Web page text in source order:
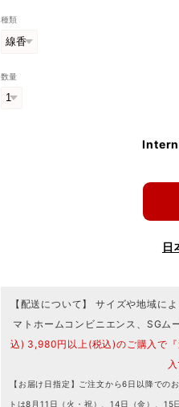
種類
数量
日
【配送について】 サイズや地域に
マトホームコンビニエンス、SGム
込) 3,980円以上(税込)のご購入で
【お届け日指定】ご注文から6日以降での
トは8月11日（火・祝）、14日（金）、